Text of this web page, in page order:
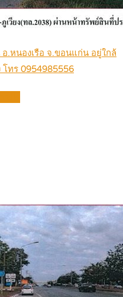
.หนองเรือ จ.ขอนแก่น อยู่ใกล้
ทร 0954985556